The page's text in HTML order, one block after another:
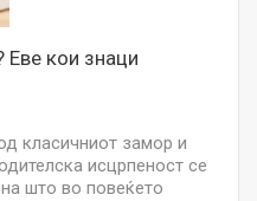
Еве кои знаци
класичниот замор и
исцрпеност се
што во повеќето